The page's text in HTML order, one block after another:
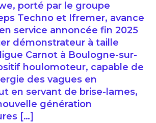
porté par le groupe
Techno et Ifremer, avance
service annoncée fin 2025
démonstrateur à taille
Carnot à Boulogne-sur-
houlomoteur, capable de
des vagues en
en servant de brise-lames,
génération
[…]